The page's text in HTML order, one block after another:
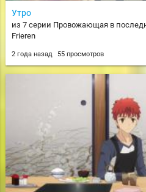
Утро
из 7 серии Провожающая в
Frieren
2 года назад 55 просмотров